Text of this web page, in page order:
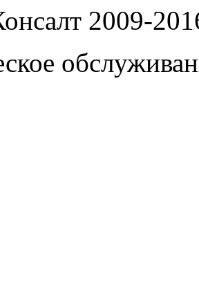
2009-